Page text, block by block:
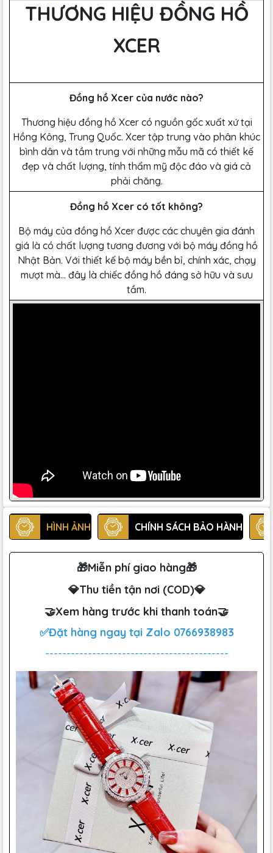
THƯƠNG HIỆU ĐỒNG HỒ
XCER
Đồng hồ Xcer của nước nào?
Thương hiệu đồng hồ Xcer có nguồn gốc xuất xứ tại
Hồng Kông, Trung Quốc. Xcer tập trung vào phân khúc
bình dân và tầm trung với những mẫu mã có thiết kế
đẹp và chất lượng, tính thẩm mỹ độc đáo và giá cả
phải chăng.
Đồng hồ Xcer có tốt không?
Bộ máy của đồng hồ Xcer được các chuyên gia đánh
giá là có chất lượng tương đương với bộ máy đồng hồ
Nhật Bản. Với thiết kế bộ máy bền bỉ, chính xác, chạy
mượt mà… đây là chiếc đồng hồ đáng sở hữu và sưu
tầm.
HÌNH ẢNH CHÍNH SÁCH BẢO HÀNH
🎁Miễn phí giao hàng🎁
💎Thu tiền tận nơi (COD)💎
🤝Xem hàng trước khi thanh toán🤝
✅Đặt hàng ngay tại Zalo 0766938983
-------------------------------------------